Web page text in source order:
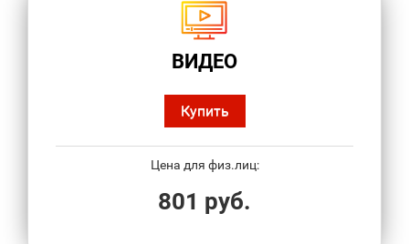
ВИДЕО
Купить
Цена для физ.лиц:
801 руб.